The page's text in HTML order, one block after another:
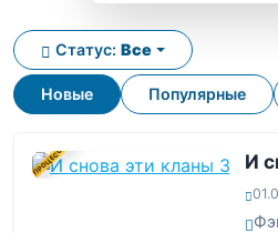
Новые Популярные
Статус: Все
В ПРОЦЕССЕ И